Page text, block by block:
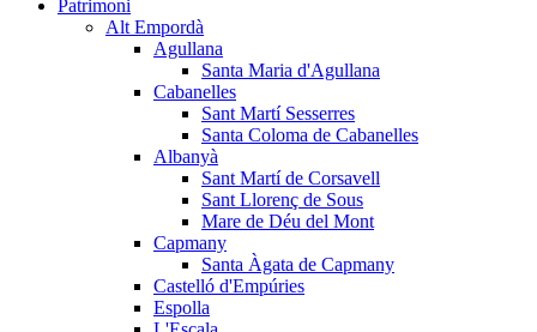
Patrimoni
Alt Empordà
Agullana
Santa Maria d'Agullana
Cabanelles
Sant Martí Sesserres
Santa Coloma de Cabanelles
Albanyà
Sant Martí de Corsavell
Sant Llorenç de Sous
Mare de Déu del Mont
Capmany
Santa Àgata de Capmany
Castelló d'Empúries
Espolla